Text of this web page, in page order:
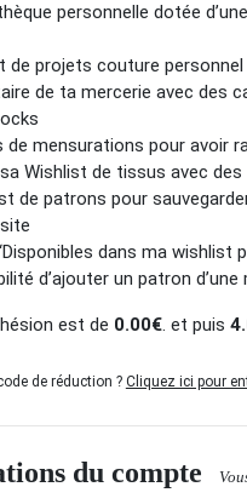
personnelle dotée
de projets couture
de ta mercerie avec des
de mensurations pour avoir
Wishlist de tissus avec
de patrons pour
dans ma wishlist
d’ajouter un patron
est de 0.00€. et puis
de réduction ? Cliquez ici pour
du compte